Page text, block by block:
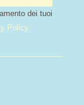
dei tuoi
Policy